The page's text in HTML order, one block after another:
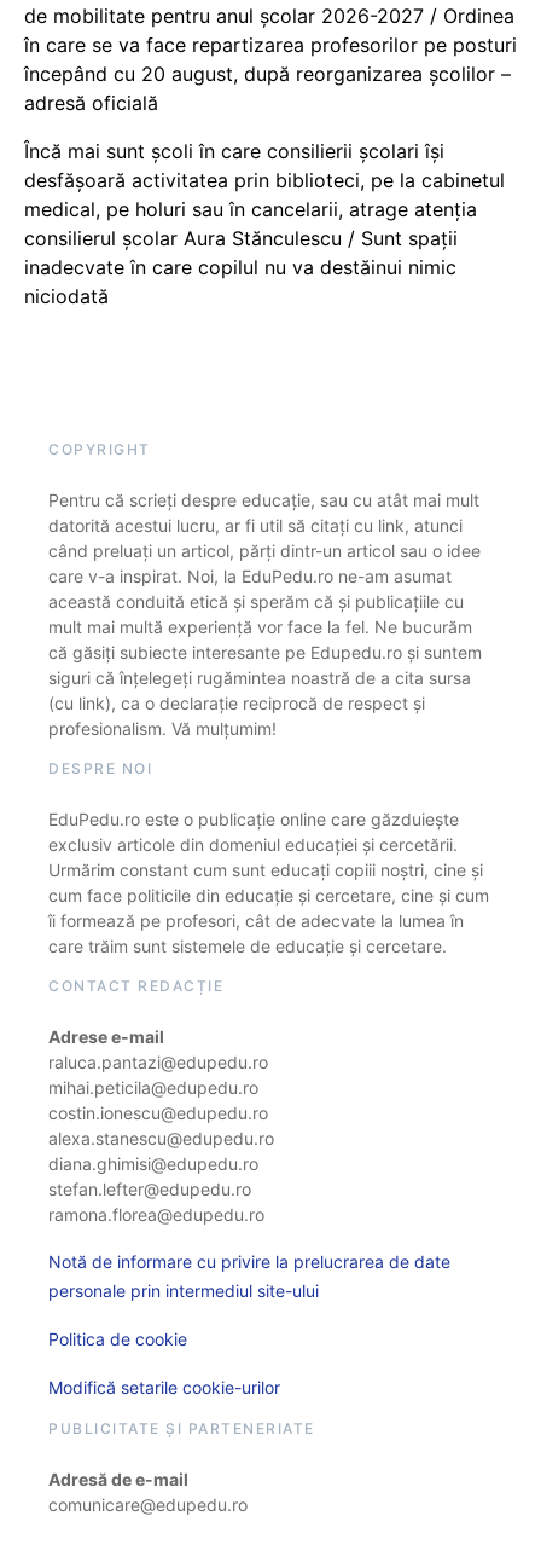
de mobilitate pentru anul școlar 2026-2027 / Ordinea
în care se va face repartizarea profesorilor pe posturi
începând cu 20 august, după reorganizarea școlilor –
adresă oficială
Încă mai sunt școli în care consilierii școlari își
desfășoară activitatea prin biblioteci, pe la cabinetul
medical, pe holuri sau în cancelarii, atrage atenția
consilierul școlar Aura Stănculescu / Sunt spații
inadecvate în care copilul nu va destăinui nimic
niciodată
COPYRIGHT
Pentru că scrieți despre educație, sau cu atât mai mult
datorită acestui lucru, ar fi util să citați cu link, atunci
când preluați un articol, părți dintr-un articol sau o idee
care v-a inspirat. Noi, la EduPedu.ro ne-am asumat
această conduită etică și sperăm că și publicațiile cu
mult mai multă experiență vor face la fel. Ne bucurăm
că găsiți subiecte interesante pe Edupedu.ro și suntem
siguri că înțelegeți rugămintea noastră de a cita sursa
(cu link), ca o declarație reciprocă de respect și
profesionalism. Vă mulțumim!
DESPRE NOI
EduPedu.ro este o publicație online care găzduiește
exclusiv articole din domeniul educației și cercetării.
Urmărim constant cum sunt educați copiii noștri, cine și
cum face politicile din educație și cercetare, cine și cum
îi formează pe profesori, cât de adecvate la lumea în
care trăim sunt sistemele de educație și cercetare.
CONTACT REDACȚIE
Adrese e-mail
raluca.pantazi@edupedu.ro
mihai.peticila@edupedu.ro
costin.ionescu@edupedu.ro
alexa.stanescu@edupedu.ro
diana.ghimisi@edupedu.ro
stefan.lefter@edupedu.ro
ramona.florea@edupedu.ro
Notă de informare cu privire la prelucrarea de date
personale prin intermediul site-ului
Politica de cookie
Modifică setarile cookie-urilor
PUBLICITATE ȘI PARTENERIATE
Adresă de e-mail
comunicare@edupedu.ro